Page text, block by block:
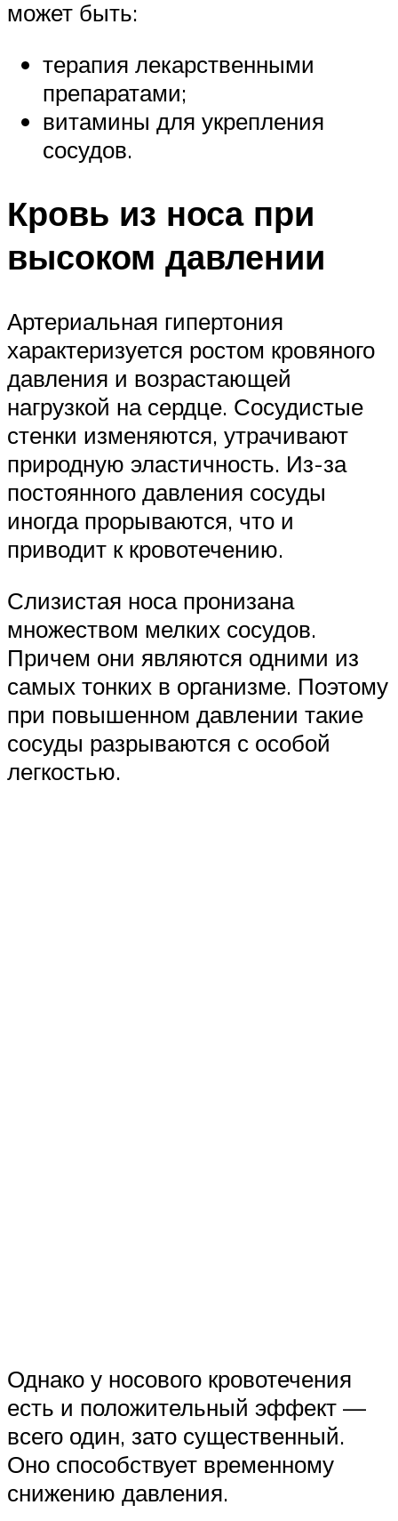
может быть:
терапия лекарственными
препаратами;
витамины для укрепления
сосудов.
Кровь из носа при
высоком давлении
Артериальная гипертония
характеризуется ростом кровяного
давления и возрастающей
нагрузкой на сердце. Сосудистые
стенки изменяются, утрачивают
природную эластичность. Из-за
постоянного давления сосуды
иногда прорываются, что и
приводит к кровотечению.
Слизистая носа пронизана
множеством мелких сосудов.
Причем они являются одними из
самых тонких в организме. Поэтому
при повышенном давлении такие
сосуды разрываются с особой
легкостью.
Однако у носового кровотечения
есть и положительный эффект —
всего один, зато существенный.
Оно способствует временному
снижению давления.